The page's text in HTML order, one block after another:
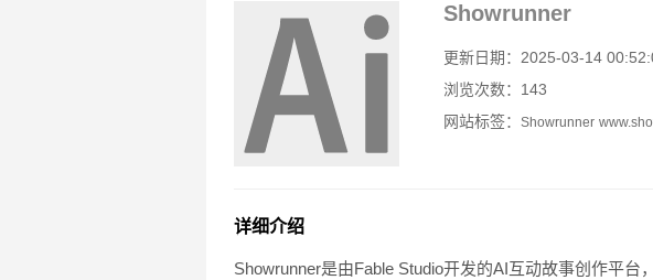
Showrunner
更新日期：2025-03-14
浏览次数：143
网站标签： Showrunner
详细介绍
Showrunner是由Fable Studio开发的AI互动故事创作平